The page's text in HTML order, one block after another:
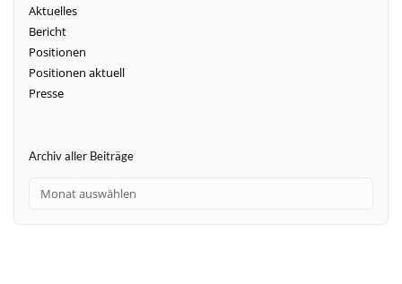
Aktuelles
Bericht
Positionen
Positionen aktuell
Presse
Archiv aller Beiträge